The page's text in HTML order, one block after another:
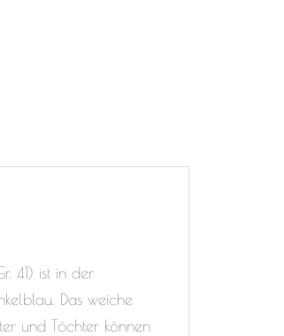
41) ist in der
Das weiche
und Töchter können